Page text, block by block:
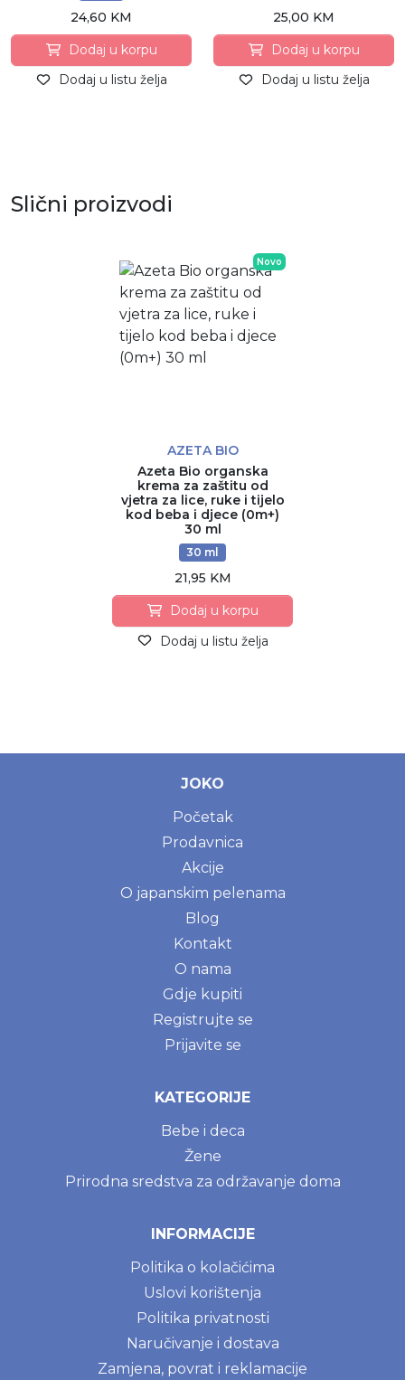
24,60 KM
Dodaj u korpu
Dodaj u listu želja
25,00 KM
Dodaj u korpu
Dodaj u listu želja
Slični proizvodi
Novo
AZETA BIO
Azeta Bio organska
krema za zaštitu od
vjetra za lice, ruke i tijelo
kod beba i djece (0m+)
30 ml
30 ml
21,95 KM
Dodaj u korpu
Dodaj u listu želja
JOKO
Početak
Prodavnica
Akcije
O japanskim pelenama
Blog
Kontakt
O nama
Gdje kupiti
Registrujte se
Prijavite se
KATEGORIJE
Bebe i deca
Žene
Prirodna sredstva za održavanje doma
INFORMACIJE
Politika o kolačićima
Uslovi korištenja
Politika privatnosti
Naručivanje i dostava
Zamjena, povrat i reklamacije